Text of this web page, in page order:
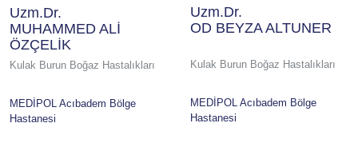
Uzm.Dr.
MUHAMMED ALİ
ÖZÇELİK
Kulak Burun Boğaz Hastalıkları
MEDİPOL Acıbadem Bölge
Hastanesi
Uzm.Dr.
OD BEYZA ALTUNER
Kulak Burun Boğaz Hastalıkları
MEDİPOL Acıbadem Bölge
Hastanesi